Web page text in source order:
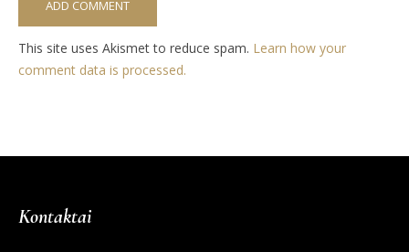
This site uses Akismet to reduce spam. Learn how your
comment data is processed.
Kontaktai